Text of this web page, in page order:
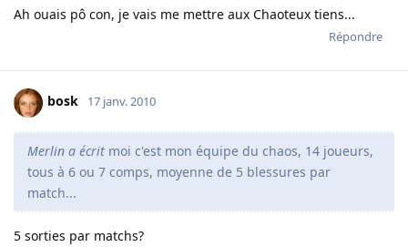
Ah ouais pô con, je vais me mettre aux Chaoteux tiens...
Répondre
bosk 17 janv. 2010
Merlin a écrit moi c'est mon équipe du chaos, 14 joueurs,
tous à 6 ou 7 comps, moyenne de 5 blessures par
match...
5 sorties par matchs?